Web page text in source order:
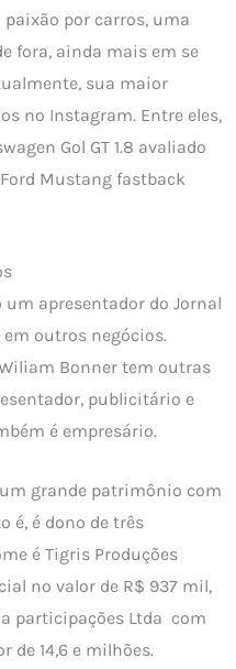
por carros, uma
fora, ainda mais em se
sua maior
no Instagram. Entre eles,
Gol GT 1.8 avaliado
Mustang fastback
apresentador do Jornal
outros negócios.
Bonner tem outras
publicitário e
é empresário.
grande patrimônio com
é, é dono de três
é Tigris Produções
no valor de R$ 937 mil,
participações Ltda com
de 14,6 e milhões.